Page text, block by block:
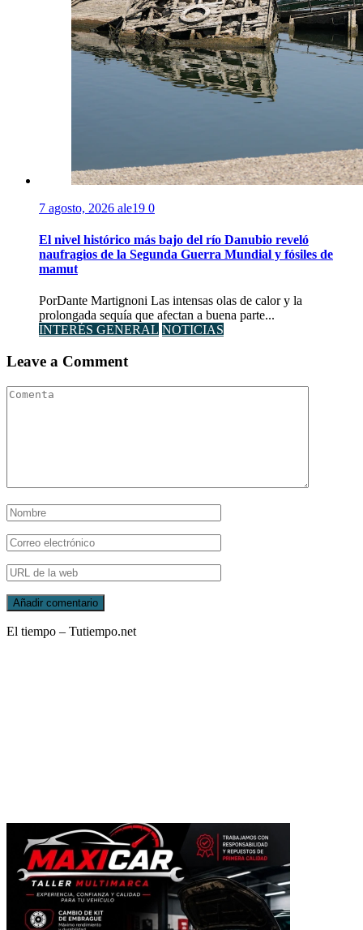
7 agosto, 2026 ale19 0
El nivel histórico más bajo del río Danubio reveló
naufragios de la Segunda Guerra Mundial y fósiles de
mamut
PorDante Martignoni Las intensas olas de calor y la
prolongada sequía que afectan a buena parte...
INTERÉS GENERAL NOTICIAS
Leave a Comment
El tiempo – Tutiempo.net